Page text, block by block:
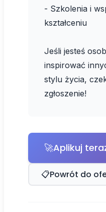
- Szkolenia i
kształceniu
Jeśli jesteś
inspirować
stylu życia,
zgłoszenie!
🚀Aplikuj
📋Powrót do